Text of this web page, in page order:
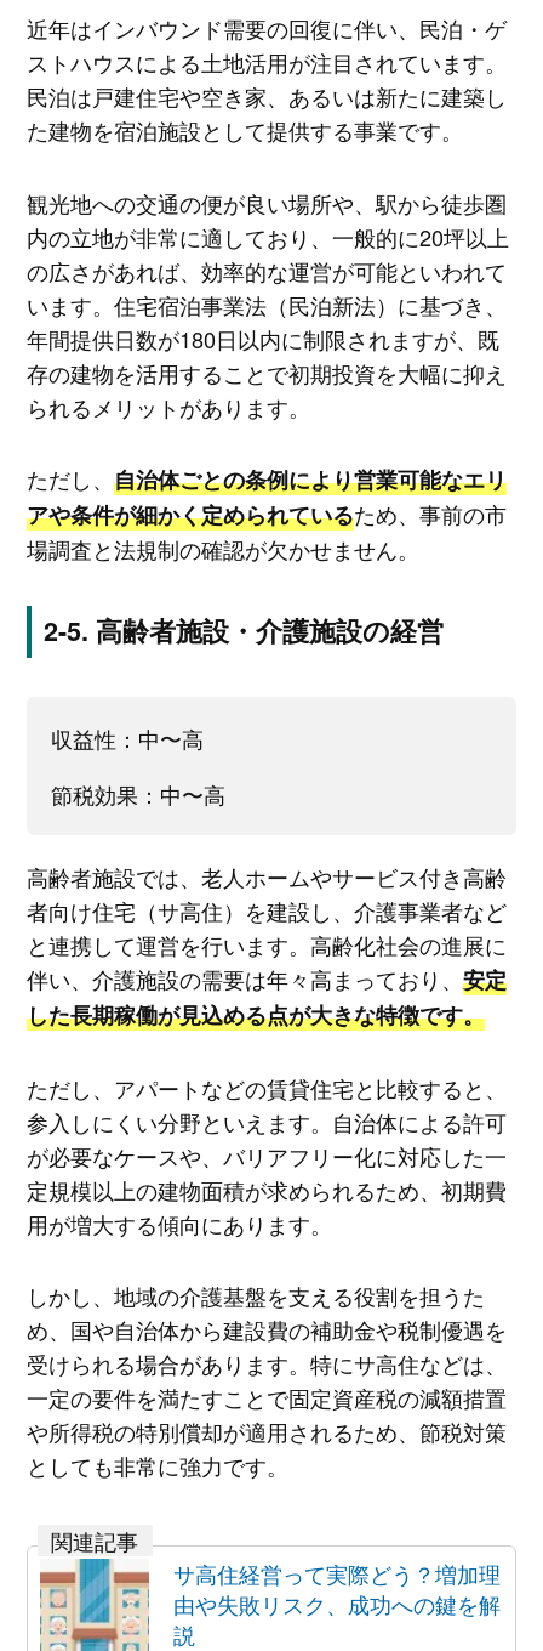
近年はインバウンド需要の回復に伴い、民泊・ゲ
ストハウスによる土地活用が注目されています。
民泊は戸建住宅や空き家、あるいは新たに建築し
た建物を宿泊施設として提供する事業です。
観光地への交通の便が良い場所や、駅から徒歩圏
内の立地が非常に適しており、一般的に20坪以上
の広さがあれば、効率的な運営が可能といわれて
います。住宅宿泊事業法（民泊新法）に基づき、
年間提供日数が180日以内に制限されますが、既
存の建物を活用することで初期投資を大幅に抑え
られるメリットがあります。
ただし、 自治体ごとの条例により営業可能なエリ
アや条件が細かく定められているため、事前の市
場調査と法規制の確認が欠かせません。
高齢者施設・介護施設の経営
収益性：中〜高
節税効果：中〜高
高齢者施設では、老人ホームやサービス付き高齢
者向け住宅（サ高住）を建設し、介護事業者など
と連携して運営を行います。高齢化社会の進展に
伴い、介護施設の需要は年々高まっており、 安定
した長期稼働が見込める点が大きな特徴です。
ただし、アパートなどの賃貸住宅と比較すると、
参入しにくい分野といえます。自治体による許可
が必要なケースや、バリアフリー化に対応した一
定規模以上の建物面積が求められるため、初期費
用が増大する傾向にあります。
しかし、地域の介護基盤を支える役割を担うた
め、国や自治体から建設費の補助金や税制優遇を
受けられる場合があります。特にサ高住などは、
一定の要件を満たすことで固定資産税の減額措置
や所得税の特別償却が適用されるため、節税対策
としても非常に強力です。
サ高住経営って実際どう？増加理
由や失敗リスク、成功への鍵を解
説